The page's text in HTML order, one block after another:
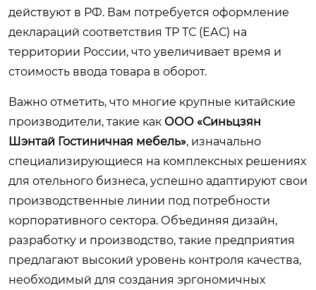
действуют в РФ. Вам потребуется оформление
деклараций соответствия ТР ТС (ЕАС) на
территории России, что увеличивает время и
стоимость ввода товара в оборот.
Важно отметить, что многие крупные китайские
производители, такие как ООО «Синьцзян
Шэнтай Гостиничная мебель», изначально
специализирующиеся на комплексных решениях
для отельного бизнеса, успешно адаптируют свои
производственные линии под потребности
корпоративного сектора. Объединяя дизайн,
разработку и производство, такие предприятия
предлагают высокий уровень контроля качества,
необходимый для создания эргономичных